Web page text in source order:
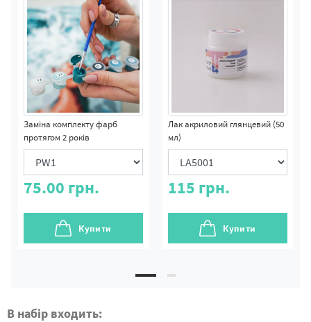
Заміна комплекту фарб
протягом 2 років
75.00 грн.
Купити
Лак акриловий глянцевий (50
мл)
115 грн.
Купити
В набір входить: